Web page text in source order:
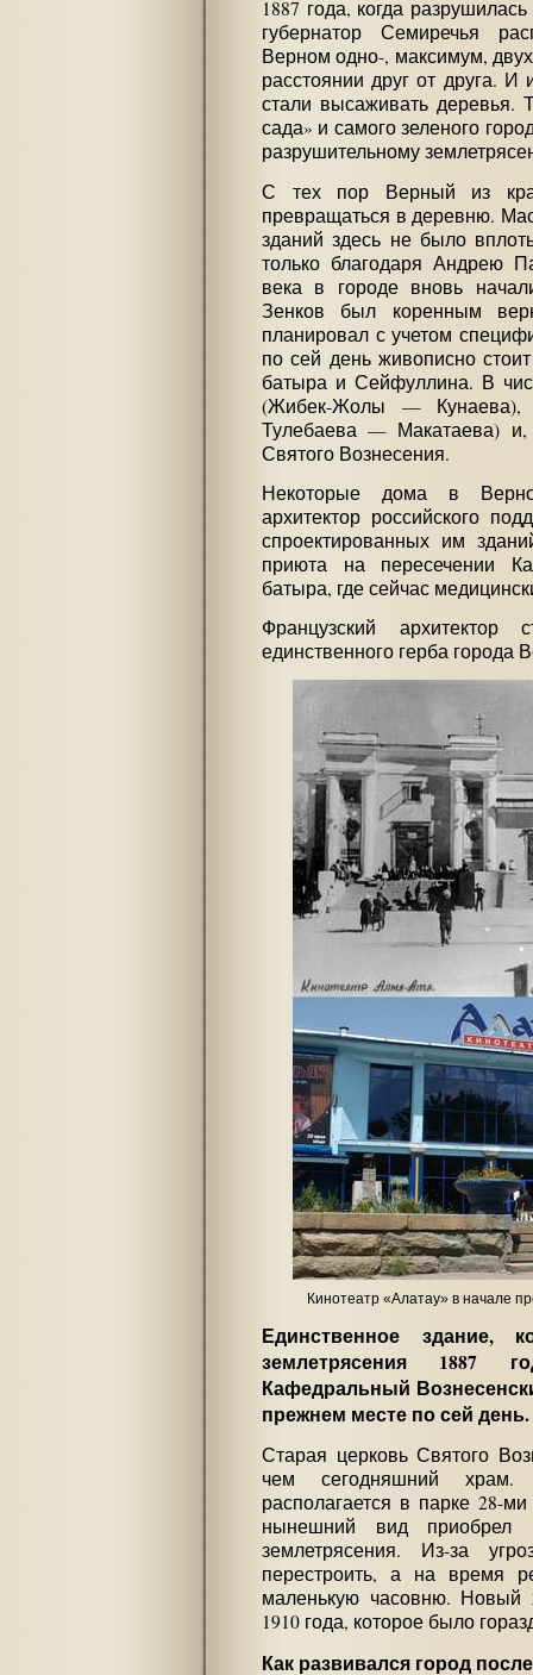
1887 года, когда
губернатор Семиречья
Верном одно-, максимум,
расстоянии друг от друга. И
стали высаживать деревья.
сада» и самого зеленого
разрушительному
С тех пор Верный из
превращаться в деревню.
зданий здесь не было
только благодаря Андрею
века в городе вновь
Зенков был коренным
планировал с учетом
по сей день живописно
батыра и Сейфуллина. В
(Жибек-Жолы — Кунаева),
Тулебаева — Макатаева) и,
Святого Вознесения.
Некоторые дома в
архитектор российского
спроектированных им
приюта на пересечении
батыра, где сейчас
Французский
единственного герба города
Кинотеатр «Алатау» в начале
Единственное здание,
землетрясения 1887
Кафедральный
прежнем месте по сей день.
Старая церковь Святого
чем сегодняшний
располагается в парке 28-
нынешний вид
землетрясения. Из-за
перестроить, а на время
маленькую часовню. Новый
1910 года, которое было
Как развивался город